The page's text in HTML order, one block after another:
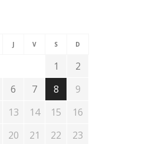
J V S D
1
2
6 7 8
9
13 14 15
16
20 21 22
23